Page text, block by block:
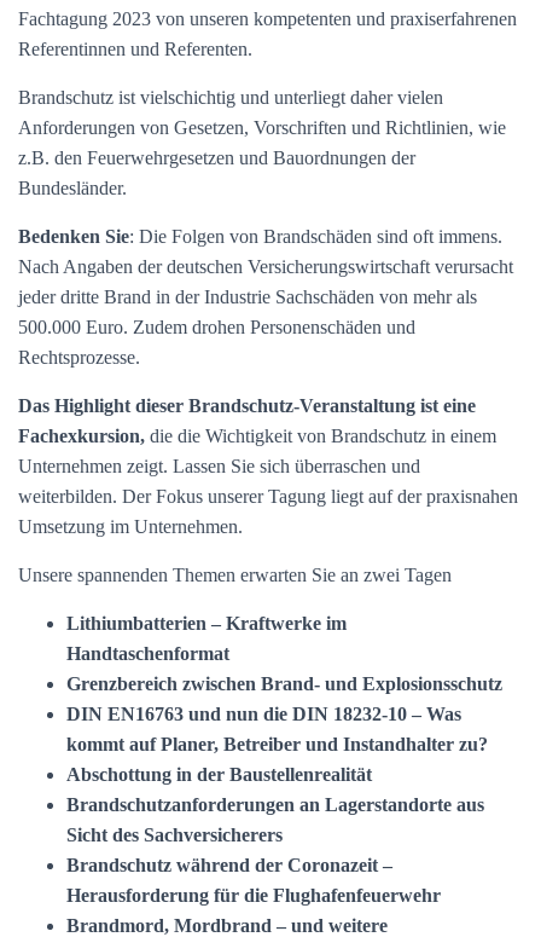
Fachtagung 2023 von unseren kompetenten und praxiserfahrenen
Referentinnen und Referenten.
Brandschutz ist vielschichtig und unterliegt daher vielen
Anforderungen von Gesetzen, Vorschriften und Richtlinien, wie
z.B. den Feuerwehrgesetzen und Bauordnungen der
Bundesländer.
Bedenken Sie: Die Folgen von Brandschäden sind oft immens.
Nach Angaben der deutschen Versicherungswirtschaft verursacht
jeder dritte Brand in der Industrie Sachschäden von mehr als
500.000 Euro. Zudem drohen Personenschäden und
Rechtsprozesse.
Das Highlight dieser Brandschutz-Veranstaltung ist eine
Fachexkursion, die die Wichtigkeit von Brandschutz in einem
Unternehmen zeigt. Lassen Sie sich überraschen und
weiterbilden. Der Fokus unserer Tagung liegt auf der praxisnahen
Umsetzung im Unternehmen.
Unsere spannenden Themen erwarten Sie an zwei Tagen
Lithiumbatterien – Kraftwerke im
Handtaschenformat
Grenzbereich zwischen Brand- und Explosionsschutz
DIN EN16763 und nun die DIN 18232-10 – Was
kommt auf Planer, Betreiber und Instandhalter zu?
Abschottung in der Baustellenrealität
Brandschutzanforderungen an Lagerstandorte aus
Sicht des Sachversicherers
Brandschutz während der Coronazeit –
Herausforderung für die Flughafenfeuerwehr
Brandmord, Mordbrand – und weitere